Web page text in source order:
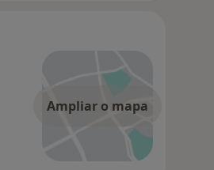
Ampliar o mapa